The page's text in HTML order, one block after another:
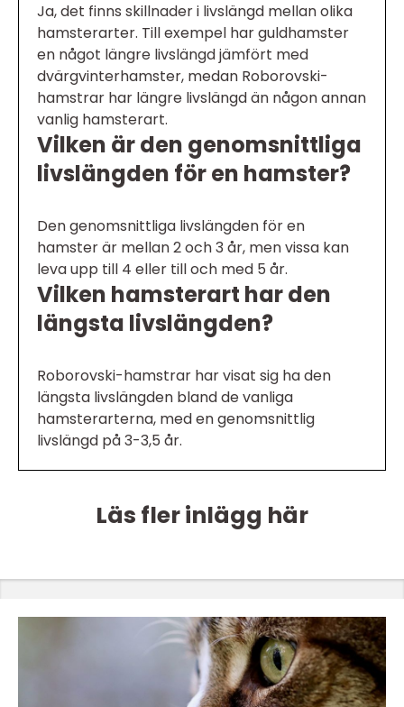
Ja, det finns skillnader i livslängd mellan olika
hamsterarter. Till exempel har guldhamster
en något längre livslängd jämfört med
dvärgvinterhamster, medan Roborovski-
hamstrar har längre livslängd än någon annan
vanlig hamsterart.
Vilken är den genomsnittliga
livslängden för en hamster?
Den genomsnittliga livslängden för en
hamster är mellan 2 och 3 år, men vissa kan
leva upp till 4 eller till och med 5 år.
Vilken hamsterart har den
längsta livslängden?
Roborovski-hamstrar har visat sig ha den
längsta livslängden bland de vanliga
hamsterarterna, med en genomsnittlig
livslängd på 3-3,5 år.
Läs fler inlägg här